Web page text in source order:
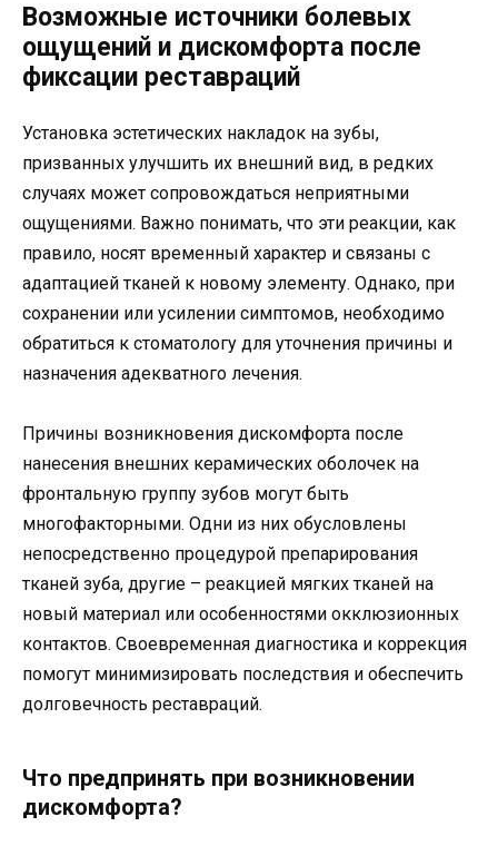
Возможные источники болевых
ощущений и дискомфорта после
фиксации реставраций
Установка эстетических накладок на зубы,
призванных улучшить их внешний вид, в редких
случаях может сопровождаться неприятными
ощущениями. Важно понимать, что эти реакции, как
правило, носят временный характер и связаны с
адаптацией тканей к новому элементу. Однако, при
сохранении или усилении симптомов, необходимо
обратиться к стоматологу для уточнения причины и
назначения адекватного лечения.
Причины возникновения дискомфорта после
нанесения внешних керамических оболочек на
фронтальную группу зубов могут быть
многофакторными. Одни из них обусловлены
непосредственно процедурой препарирования
тканей зуба, другие – реакцией мягких тканей на
новый материал или особенностями окклюзионных
контактов. Своевременная диагностика и коррекция
помогут минимизировать последствия и обеспечить
долговечность реставраций.
Что предпринять при возникновении
дискомфорта?